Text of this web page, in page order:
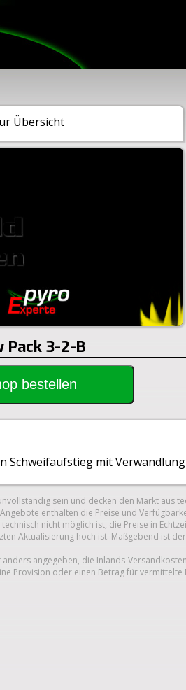
Übersicht
Pack 3-2-B
bestellen
Schweifaufstieg mit
sein und decken den Markt aus
enthalten die Preise und
nicht möglich ist, die Preise in
Aktualisierung hoch ist. Maßgebend ist
angegeben, die Inlands-
Provision oder einen Betrag für vermittelte